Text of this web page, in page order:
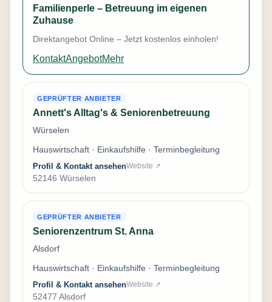
Familienperle – Betreuung im eigenen
Zuhause
Direktangebot Online – Jetzt kostenlos einholen!
KontaktAngebotMehr
GEPRÜFTER ANBIETER
Annett's Alltag's & Seniorenbetreuung
Würselen
Hauswirtschaft · Einkaufshilfe · Terminbegleitung
Profil & Kontakt ansehenWebsite ↗
52146 Würselen
GEPRÜFTER ANBIETER
Seniorenzentrum St. Anna
Alsdorf
Hauswirtschaft · Einkaufshilfe · Terminbegleitung
Profil & Kontakt ansehenWebsite ↗
52477 Alsdorf